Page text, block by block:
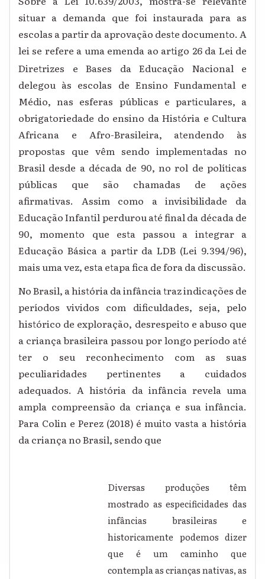
situar a demanda que foi instaurada para as
escolas a partir da aprovação deste documento. A
lei se refere a uma emenda ao artigo 26 da Lei de
Diretrizes e Bases da Educação Nacional
e
delegou às escolas de Ensino Fundamental e
Médio, nas esferas públicas e particulares, a
obrigatoriedade do ensino da História e Cultura
Africana e Afro-Brasileira, atendendo às
propostas que vêm sendo implementadas no
Brasil desde a década de 90, no rol de políticas
públicas que são chamadas de ações
afirmativas. Assim como a invisibilidade da
Educação Infantil perdurou até final da década de
90, momento que esta passou a integrar a
Educação Básica a partir da LDB (Lei 9.394/96),
mais uma vez, esta etapa fica de fora da discussão.
No Brasil, a história da infância traz indicações de
períodos vividos com dificuldades, seja, pelo
histórico de exploração, desrespeito e abuso que
a criança brasileira passou por longo período até
ter o seu reconhecimento com as suas
peculiaridades pertinentes a cuidados
adequados. A história da infância revela uma
ampla compreensão da criança e sua infância.
Para Colin e Perez (2018) é muito vasta a história
da criança no Brasil, sendo que
Diversas produções têm
mostrado as especificidades das
infâncias brasileiras e
historicamente podemos dizer
que é um caminho que
contempla as crianças nativas, as